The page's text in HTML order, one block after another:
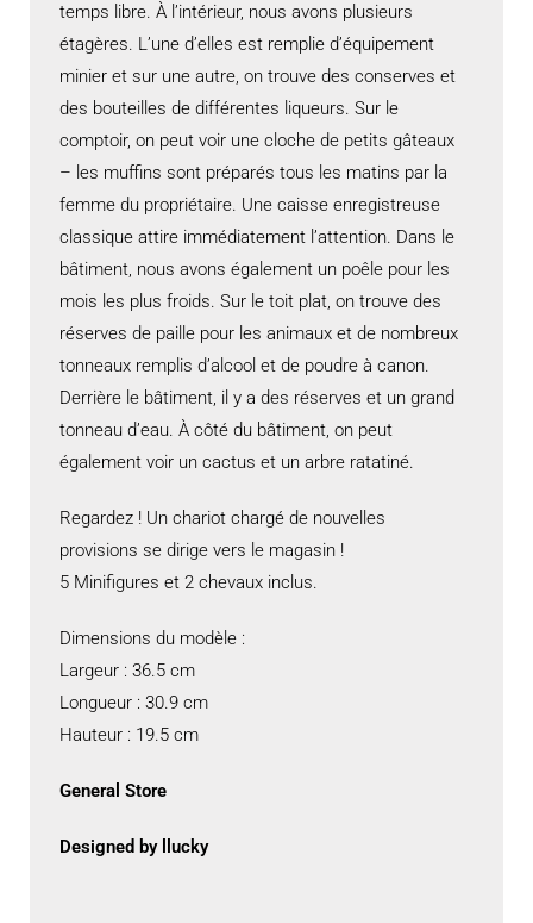
temps libre. À l’intérieur, nous avons plusieurs
étagères. L’une d’elles est remplie d’équipement
minier et sur une autre, on trouve des conserves et
des bouteilles de différentes liqueurs. Sur le
comptoir, on peut voir une cloche de petits gâteaux
– les muffins sont préparés tous les matins par la
femme du propriétaire. Une caisse enregistreuse
classique attire immédiatement l’attention. Dans le
bâtiment, nous avons également un poêle pour les
mois les plus froids. Sur le toit plat, on trouve des
réserves de paille pour les animaux et de nombreux
tonneaux remplis d’alcool et de poudre à canon.
Derrière le bâtiment, il y a des réserves et un grand
tonneau d’eau. À côté du bâtiment, on peut
également voir un cactus et un arbre ratatiné.
Regardez ! Un chariot chargé de nouvelles
provisions se dirige vers le magasin !
5 Minifigures et 2 chevaux inclus.
Dimensions du modèle :
Largeur : 36.5 cm
Longueur : 30.9 cm
Hauteur : 19.5 cm
General Store
Designed by llucky